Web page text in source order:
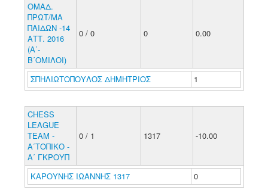
ΟΜΑΔ.
ΠΡΩΤ/ΜΑ
ΠΑΙΔΩΝ -14
ΑΤΤ. 2016
(Α΄-
Β΄ΟΜΙΛΟΙ)
0 / 0 0 0.00
ΣΠΗΛΙΩΤΟΠΟΥΛΟΣ ΔΗΜΗΤΡΙΟΣ 1
CHESS
LEAGUE
TEAM -
Α΄ΤΟΠΙΚΟ -
Α΄ ΓΚΡΟΥΠ
0 / 1 1317 -10.00
ΚΑΡΟΥΝΗΣ ΙΩΑΝΝΗΣ 1317 0